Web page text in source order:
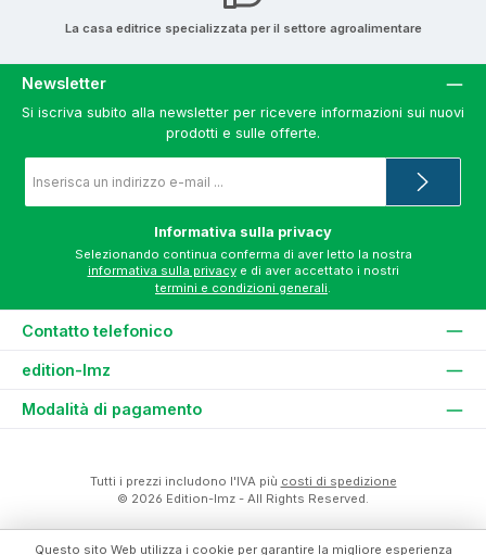
La casa editrice specializzata per il settore agroalimentare
Newsletter
Si iscriva subito alla newsletter per ricevere informazioni sui nuovi
prodotti e sulle offerte.
e-
*
Informativa sulla privacy
informativa sulla privacy
termini e condizioni generali
Contatto telefonico
edition-lmz
Modalità di pagamento
Tutti i prezzi includono l'IVA più costi di spedizione
© 2026 Edition-lmz - All Rights Reserved.
Questo sito Web utilizza i cookie per garantire la migliore esperienza